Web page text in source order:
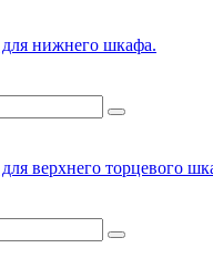
нижнего шкафа.
верхнего торцевого